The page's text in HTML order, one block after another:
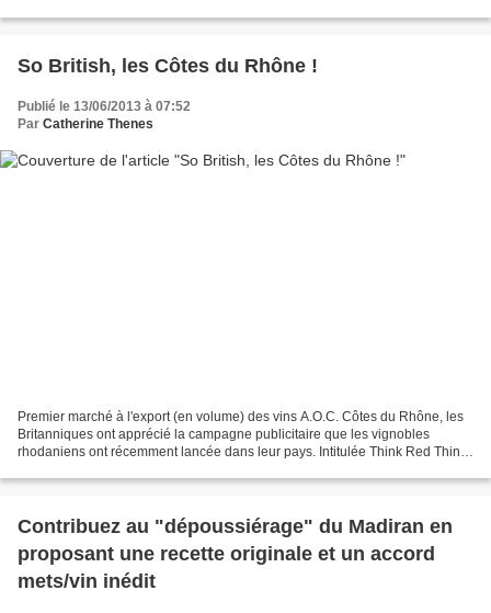
So British, les Côtes du Rhône !
Publié le 13/06/2013 à 07:52
Par Catherine Thenes
Premier marché à l'export (en volume) des vins A.O.C. Côtes du Rhône, les
Britanniques ont apprécié la campagne publicitaire que les vignobles
rhodaniens ont récemment lancée dans leur pays. Intitulée Think Red Think
Contribuez au "dépoussiérage" du Madiran en
proposant une recette originale et un accord
mets/vin inédit